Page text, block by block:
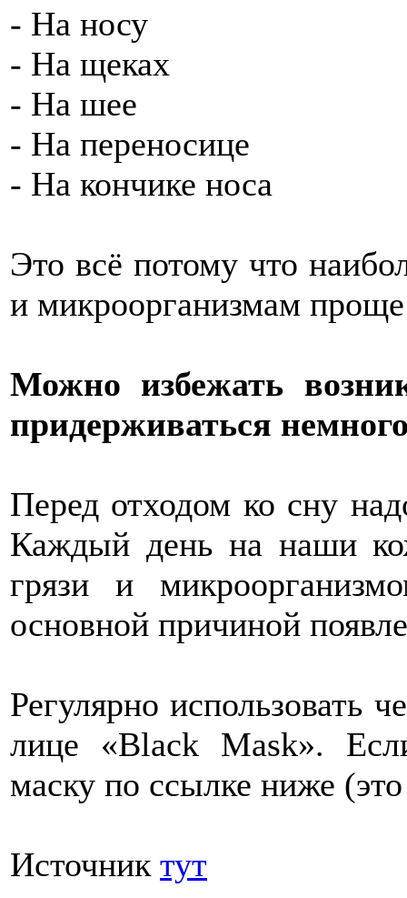
- На носу
- На щеках
- На шее
- На переносице
- На кончике носа
Это всё потому что
и микроорганизмам проще
Можно избежать
придерживаться
Перед отходом ко сну
Каждый день на наши
грязи и
основной причиной
Регулярно использовать
лице «Black Mask».
маску по ссылке ниже
Источник тут